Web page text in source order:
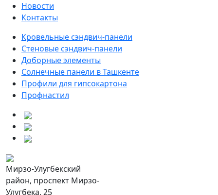
Новости
Контакты
Кровельные сэндвич-панели
Стеновые сэндвич-панели
Доборные элементы
Солнечные панели в Ташкенте
Профили для гипсокартона
Профнастил
Мирзо-Улугбекский
район, проспект Мирзо-
Улугбека, 25